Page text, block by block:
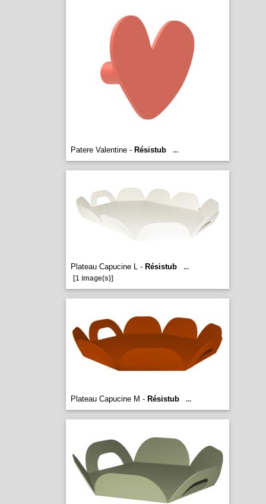
Patere Valentine - Résistub ...
Plateau Capucine L - Résistub
...
[1 image(s)]
Plateau Capucine M - Résistub ...